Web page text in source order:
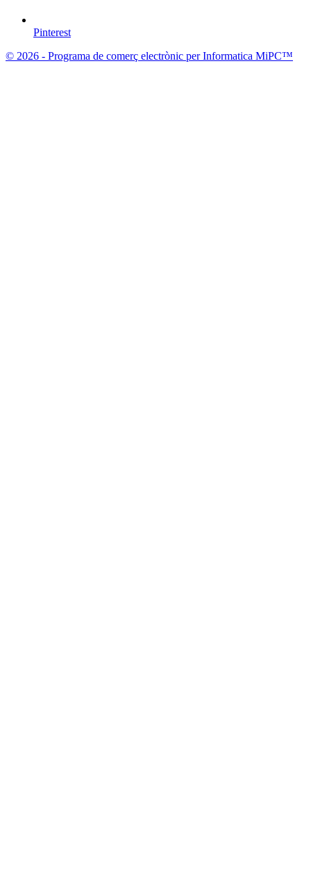
Pinterest
© 2026 - Programa de comerç electrònic per Informatica MiPC™